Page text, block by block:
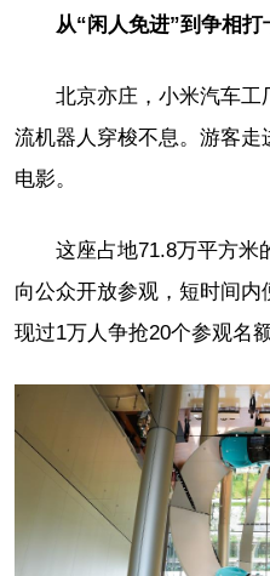
从“闲人免进”到争相打
北京亦庄，小米汽车工
流机器人穿梭不息。游客
电影。
这座占地71.8万平方米
向公众开放参观，短时间
现过1万人争抢20个参观名